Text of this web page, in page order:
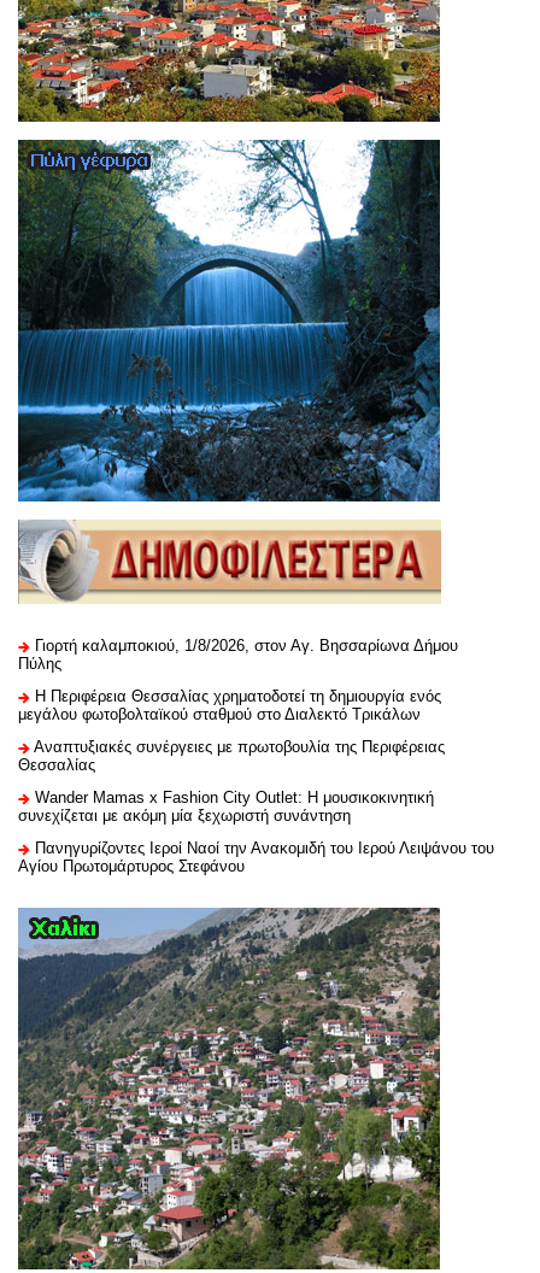
Γιορτή καλαμποκιού, 1/8/2026, στον Αγ. Βησσαρίωνα Δήμου
Πύλης
H Περιφέρεια Θεσσαλίας χρηματοδοτεί τη δημιουργία ενός
μεγάλου φωτοβολταϊκού σταθμού στο Διαλεκτό Τρικάλων
Αναπτυξιακές συνέργειες με πρωτοβουλία της Περιφέρειας
Θεσσαλίας
Wander Mamas x Fashion City Outlet: Η μουσικοκινητική
συνεχίζεται με ακόμη μία ξεχωριστή συνάντηση
Πανηγυρίζοντες Ιεροί Ναοί την Ανακομιδή του Ιερού Λειψάνου του
Αγίου Πρωτομάρτυρος Στεφάνου